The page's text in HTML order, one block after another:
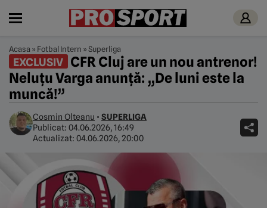
Acasa » Fotbal Intern »Superliga
EXCLUSIV CFR Cluj are un nou antrenor!
Neluțu Varga anunță: „De luni este la
muncă!”
Cosmin Olteanu • SUPERLIGA
Publicat: 04.06.2026, 16:49
Actualizat: 04.06.2026, 20:00